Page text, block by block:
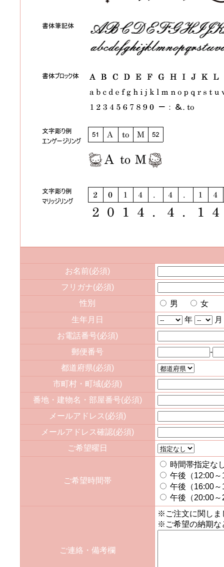
お名前(必須)
フリガナ(必須)
性別
男
女
生年月日
年
月
お電話番号(必須)
郵便番号
-
都道府県(必須)
市町村・町域(必須)
番地・建物名・部屋番号(必須)
メールアドレス(必須)
メールアドレス確認(必須)
ご希望曜日
ご希望時間帯
時間帯
午後（12:00
午後（16:00
午後（20:00～
ご連絡・備考欄
※ご注文に関しま
※ご希望の納期な